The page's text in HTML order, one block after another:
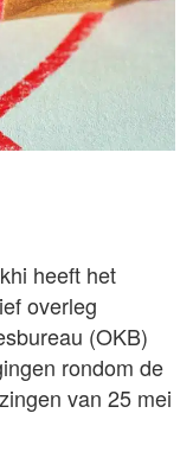
heeft het
overleg
(OKB)
rondom de
van 25 mei